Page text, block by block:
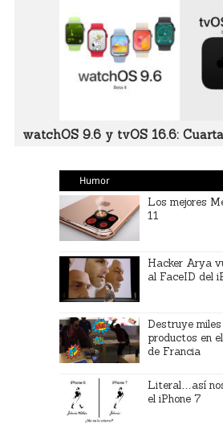
watchOS 9.6 y tvOS 16.6:
Humor
Los mejores
11
Hacker Arya
al FaceID del
Destruye
productos en
de Francia
Literal…así
el iPhone 7